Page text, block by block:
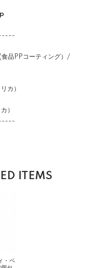
品PPコーティング）/
）
）
ITEMS
・ペ